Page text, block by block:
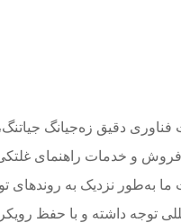
دقیق زه‌جیانگ
فروش و خدمات راهنمای
به‌طور نزدیک به روندهای
توجه داشته و با حفظ